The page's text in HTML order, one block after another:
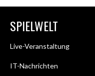
SPIELWELT
Live-Veranstaltung
IT-Nachrichten